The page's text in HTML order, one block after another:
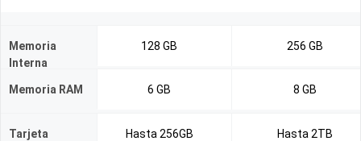
Memoria
Interna
128 GB 256 GB
Memoria RAM 6 GB 8 GB
Tarjeta Hasta 256GB Hasta 2TB